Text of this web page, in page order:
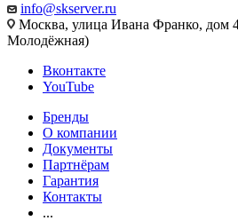
info@skserver.ru
Москва, улица Ивана Франко, дом
Молодёжная)
Вконтакте
YouTube
Бренды
О компании
Документы
Партнёрам
Гарантия
Контакты
...